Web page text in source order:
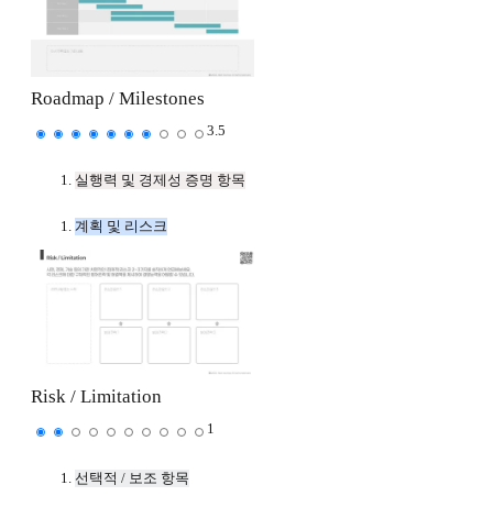
Roadmap / Milestones
3.5
실행력 및 경제성 증명 항목
계획 및 리스크
Risk / Limitation
1
선택적 / 보조 항목